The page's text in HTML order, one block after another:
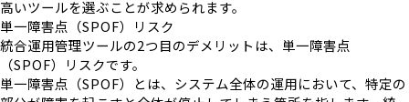
高いツールを選ぶことが求められます。
単一障害点（SPOF）リスク
統合運用管理ツールの2つ目のデメリットは、単一障害点
（SPOF）リスクです。
単一障害点（SPOF）とは、システム全体の運用において、特定の